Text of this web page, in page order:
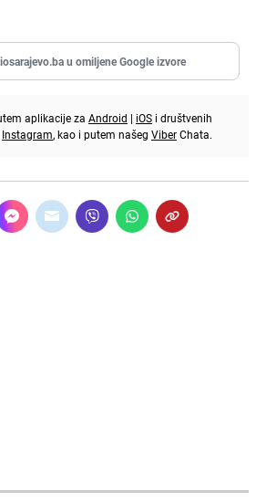
u omiljene Google izvore
aplikacije za Android | iOS i društvenih
Instagram, kao i putem našeg ViberChata.